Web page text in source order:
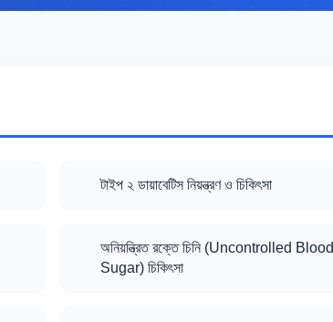
টাইপ ২ ডায়াবেটিস নিয়ন্ত্রণ ও চিকিৎসা
অনিয়ন্ত্রিত রক্তে চিনি (Uncontrolled Blood
Sugar) চিকিৎসা